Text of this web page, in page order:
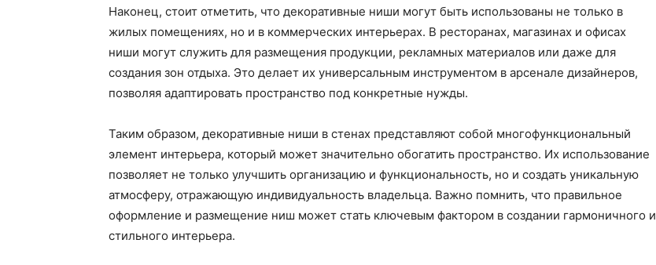
Наконец, стоит отметить, что декоративные ниши могут быть использованы не только в
жилых помещениях, но и в коммерческих интерьерах. В ресторанах, магазинах и офисах
ниши могут служить для размещения продукции, рекламных материалов или даже для
создания зон отдыха. Это делает их универсальным инструментом в арсенале дизайнеров,
позволяя адаптировать пространство под конкретные нужды.
Таким образом, декоративные ниши в стенах представляют собой многофункциональный
элемент интерьера, который может значительно обогатить пространство. Их использование
позволяет не только улучшить организацию и функциональность, но и создать уникальную
атмосферу, отражающую индивидуальность владельца. Важно помнить, что правильное
оформление и размещение ниш может стать ключевым фактором в создании гармоничного и
стильного интерьера.